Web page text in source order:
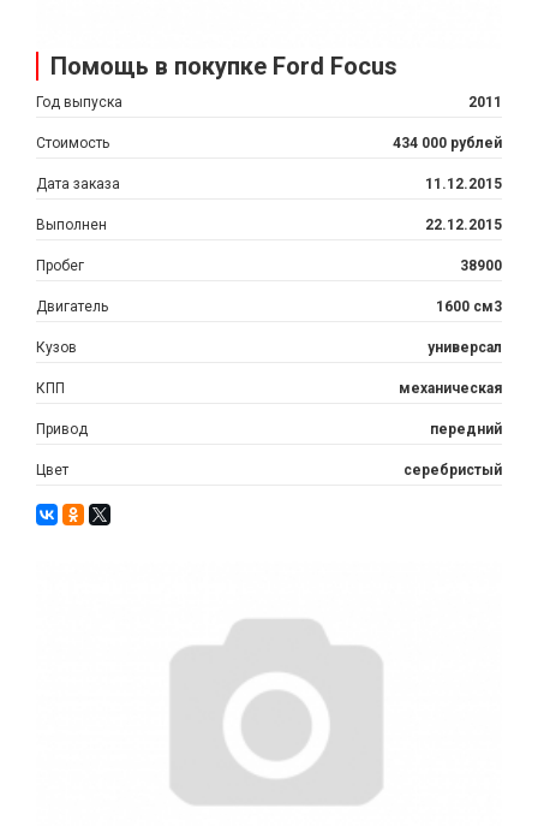
Помощь в покупке Ford Focus
Год выпуска 2011
Стоимость 434 000 рублей
Дата заказа 11.12.2015
Выполнен 22.12.2015
Пробег 38900
Двигатель 1600 см3
Кузов универсал
КПП механическая
Привод передний
Цвет серебристый